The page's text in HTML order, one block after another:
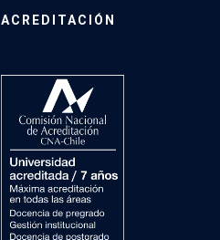
ACREDITACIÓN